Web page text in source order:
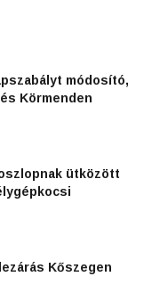
módosító,
Körmenden
ütközött
Kőszegen